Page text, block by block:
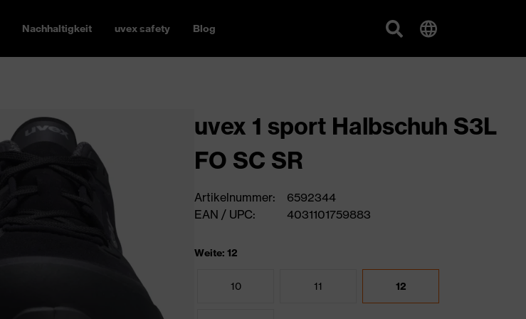
Nachhaltigkeit uvex safety Blog
uvex 1 sport Halbschuh S3L
FO SC SR
Artikelnummer:
6592344
EAN / UPC:
4031101759883
Weite: 12
10 11 12